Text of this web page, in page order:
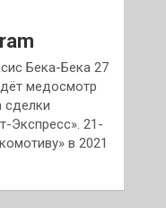
Бека-Бека 27
медосмотр
сделки
Экспресс». 21-
в 2021